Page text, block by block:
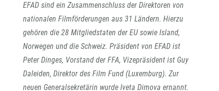
EFAD sind ein Zusammenschluss der Direktoren von
nationalen Filmförderungen aus 31 Ländern. Hierzu
gehören die 28 Mitgliedstaten der EU sowie Island,
Norwegen und die Schweiz. Präsident von EFAD ist
Peter Dinges, Vorstand der FFA, Vizepräsident ist Guy
Daleiden, Direktor des Film Fund (Luxemburg). Zur
neuen Generalsekretärin wurde Iveta Dimova ernannt.